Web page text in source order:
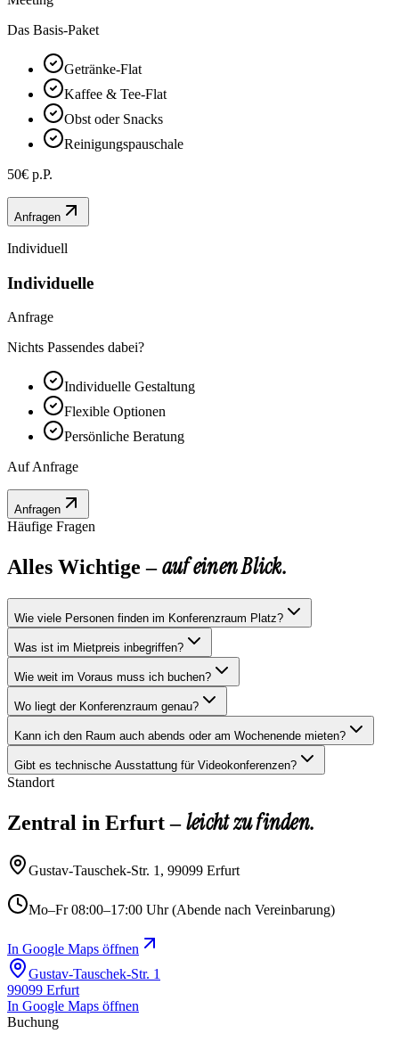
Das Basis-Paket
Getränke-Flat
Kaffee & Tee-Flat
Obst oder Snacks
Reinigungspauschale
50€ p.P.
Anfragen
Individuell
Individuelle
Anfrage
Nichts Passendes dabei?
Individuelle Gestaltung
Flexible Optionen
Persönliche Beratung
Auf Anfrage
Anfragen
Häufige Fragen
Alles Wichtige – auf einen Blick.
Wie viele Personen finden im Konferenzraum Platz?
Was ist im Mietpreis inbegriffen?
Wie weit im Voraus muss ich buchen?
Wo liegt der Konferenzraum genau?
Kann ich den Raum auch abends oder am Wochenende mieten?
Gibt es technische Ausstattung für Videokonferenzen?
Standort
Zentral in Erfurt – leicht zu finden.
Gustav-Tauschek-Str. 1, 99099 Erfurt
Mo–Fr 08:00–17:00 Uhr (Abende nach Vereinbarung)
In Google Maps öffnen
Gustav-Tauschek-Str. 1
99099 Erfurt
In Google Maps öffnen
Buchung